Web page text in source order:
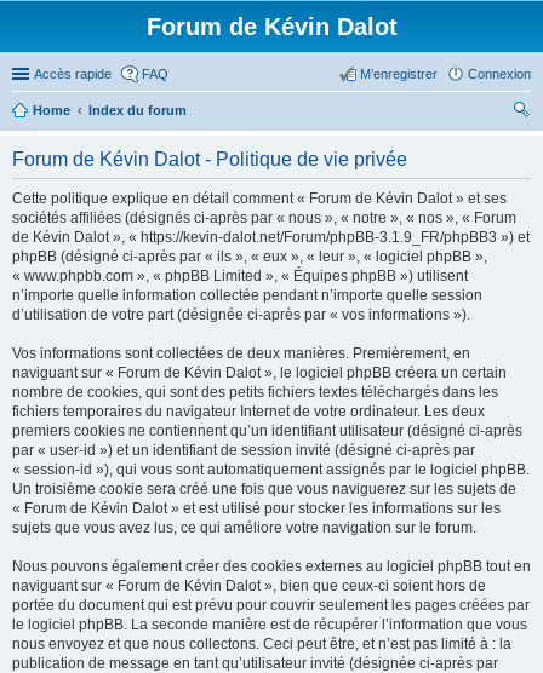
Forum de Kévin Dalot
Accès rapide FAQ Connexion
M’enregistrer
Home
Index du forum
Forum de Kévin Dalot - Politique de vie privée
Cette politique explique en détail comment « Forum de Kévin Dalot » et ses
sociétés affiliées (désignés ci-après par « nous », « notre », « nos », « Forum
de Kévin Dalot », « https://kevin-dalot.net/Forum/phpBB-3.1.9_FR/phpBB3 ») et
phpBB (désigné ci-après par « ils », « eux », « leur », « logiciel phpBB »,
« www.phpbb.com », « phpBB Limited », « Équipes phpBB ») utilisent
n’importe quelle information collectée pendant n’importe quelle session
d’utilisation de votre part (désignée ci-après par « vos informations »).
Vos informations sont collectées de deux manières. Premièrement, en
naviguant sur « Forum de Kévin Dalot », le logiciel phpBB créera un certain
nombre de cookies, qui sont des petits fichiers textes téléchargés dans les
fichiers temporaires du navigateur Internet de votre ordinateur. Les deux
premiers cookies ne contiennent qu’un identifiant utilisateur (désigné ci-après
par « user-id ») et un identifiant de session invité (désigné ci-après par
« session-id »), qui vous sont automatiquement assignés par le logiciel phpBB.
Un troisième cookie sera créé une fois que vous naviguerez sur les sujets de
« Forum de Kévin Dalot » et est utilisé pour stocker les informations sur les
sujets que vous avez lus, ce qui améliore votre navigation sur le forum.
Nous pouvons également créer des cookies externes au logiciel phpBB tout en
naviguant sur « Forum de Kévin Dalot », bien que ceux-ci soient hors de
portée du document qui est prévu pour couvrir seulement les pages créées par
le logiciel phpBB. La seconde manière est de récupérer l’information que vous
nous envoyez et que nous collectons. Ceci peut être, et n’est pas limité à : la
publication de message en tant qu’utilisateur invité (désignée ci-après par